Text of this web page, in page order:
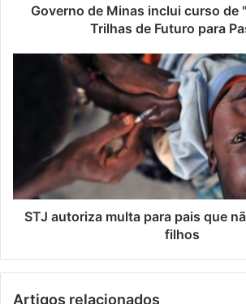
Governo de Minas inclui curso de
Trilhas de Futuro para
STJ autoriza multa para pais que
filhos
Artigos relacionados